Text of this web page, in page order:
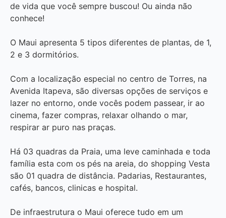
de vida que você sempre buscou! Ou ainda não
conhece!
O Maui apresenta 5 tipos diferentes de plantas, de 1,
2 e 3 dormitórios.
Com a localização especial no centro de Torres, na
Avenida Itapeva, são diversas opções de serviços e
lazer no entorno, onde vocês podem passear, ir ao
cinema, fazer compras, relaxar olhando o mar,
respirar ar puro nas praças.
Há 03 quadras da Praia, uma leve caminhada e toda
família esta com os pés na areia, do shopping Vesta
são 01 quadra de distância. Padarias, Restaurantes,
cafés, bancos, clinicas e hospital.
De infraestrutura o Maui oferece tudo em um